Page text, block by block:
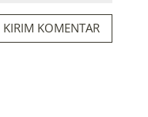
KIRIM KOMENTAR